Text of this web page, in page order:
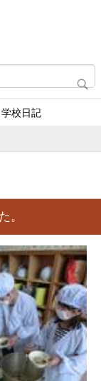
学校日記
。